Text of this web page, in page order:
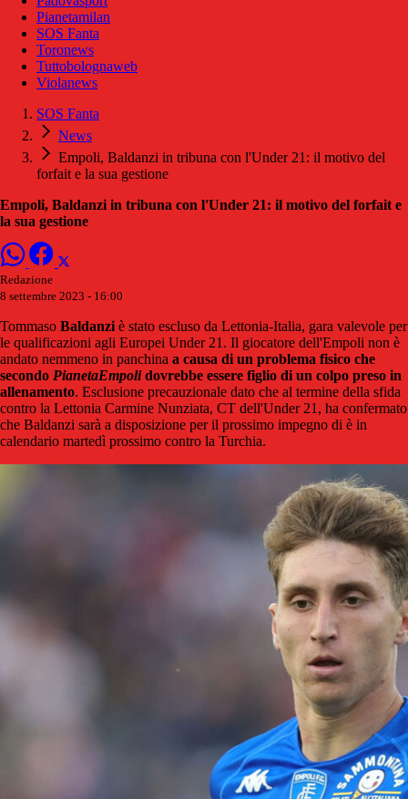
Pianetamilan
SOS Fanta
Toronews
Tuttobolognaweb
Violanews
SOS Fanta
News
Empoli, Baldanzi in tribuna con l'Under 21: il motivo del
forfait e la sua gestione
Empoli, Baldanzi in tribuna con l'Under 21: il motivo del forfait e
la sua gestione
Redazione
8 settembre 2023 - 16:00
Tommaso Baldanzi è stato escluso da Lettonia-Italia, gara valevole per
le qualificazioni agli Europei Under 21. Il giocatore dell'Empoli non è
andato nemmeno in panchina a causa di un problema fisico che
secondo PianetaEmpolidovrebbe essere figlio di un colpo preso in
allenamento. Esclusione precauzionale dato che al termine della sfida
contro la Lettonia Carmine Nunziata, CT dell'Under 21, ha confermato
che Baldanzi sarà a disposizione per il prossimo impegno di è in
calendario martedì prossimo contro la Turchia.